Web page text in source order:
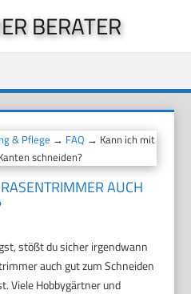
BERATER
& Pflege → FAQ → Kann ich mit
schneiden?
AUCH
stößt du sicher irgendwann
auch gut zum Schneiden
Viele Hobbygärtner und